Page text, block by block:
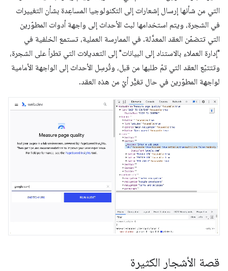
التي من شأنها إرسال إشعارات إلى التكنولوجيا المساعِدة بشأن التغييرات
في الشجرة، ويتم استخدامها لبث الأحداث إلى واجهة أدوات المطوّرين
التي تتضمّن العقد المعدَّلة. في الممارسة العملية، تستمع الخلفية في
"إدارة العملاء بالاستناد إلى البيانات" إلى التعديلات التي تطرأ على الشجرة،
وتتتبّع العقد التي تمّ طلبها من قبل، وتُرسِل الأحداث إلى الواجهة الأمامية
لواجهة المطوّرين في حال تغيُّر أيّ من هذه العقد.
قصة الأشجار الكثيرة